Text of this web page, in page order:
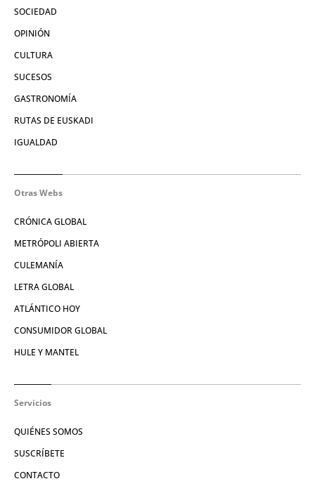
SOCIEDAD
OPINIÓN
CULTURA
SUCESOS
GASTRONOMÍA
RUTAS DE EUSKADI
IGUALDAD
Otras Webs
CRÓNICA GLOBAL
METRÓPOLI ABIERTA
CULEMANÍA
LETRA GLOBAL
ATLÁNTICO HOY
CONSUMIDOR GLOBAL
HULE Y MANTEL
Servicios
QUIÉNES SOMOS
SUSCRÍBETE
CONTACTO